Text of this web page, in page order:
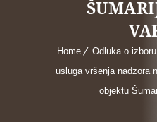
Home
Odluka o
usluga vršenja nadzora
objektu